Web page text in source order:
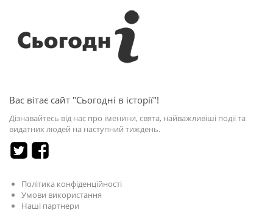
Вас вітає сайт "Сьогодні в історії"!
Дізнавайтесь від нас про іменини, свята, найважливіші події та
видатних людей на наступний тиждень.
Політика конфіденційності
Умови використання
Наші партнери